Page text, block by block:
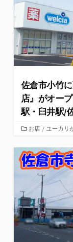
佐倉市小竹
店』がオー
駅・臼井駅/
カ
ゴ
リ
ー
お店 / ユーカリ